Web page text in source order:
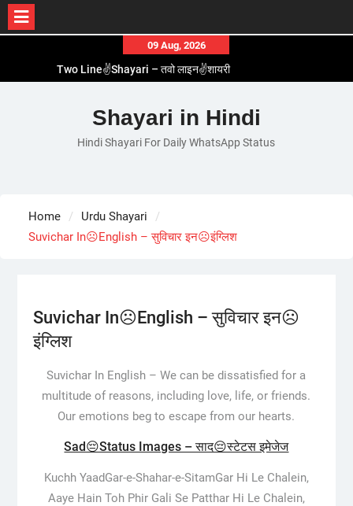
content
09 Aug, 2026
Two Line✌️Shayari – तवो लाइन✌️शायरी
Romantic Love😽Status – रोमांटिक लव😽स्टेटस
Love🥳Poetry In Hindi – लव🥳पोएट्री इन हिंदी
1 Line☝️Shayari In Hindi – १ लाइन☝️शायरी इन हिंदी
Shayari in Hindi
Hindi Shayari For Daily WhatsApp Status
Home
Urdu Shayari
Suvichar In☹️English – सुविचार इन☹️इंग्लिश
Suvichar In☹️English – सुविचार इन☹️
इंग्लिश
Suvichar In English – We can be dissatisfied for a
multitude of reasons, including love, life, or friends.
Our emotions beg to escape from our hearts.
Sad😔Status Images – साद😔स्टेटस इमेजेज
Kuchh YaadGar-e-Shahar-e-SitamGar Hi Le Chalein,
Aaye Hain Toh Phir Gali Se Patthar Hi Le Chalein,